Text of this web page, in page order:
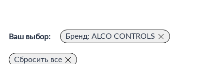
Ваш выбор: Бренд: ALCO CONTROLS
Сбросить все